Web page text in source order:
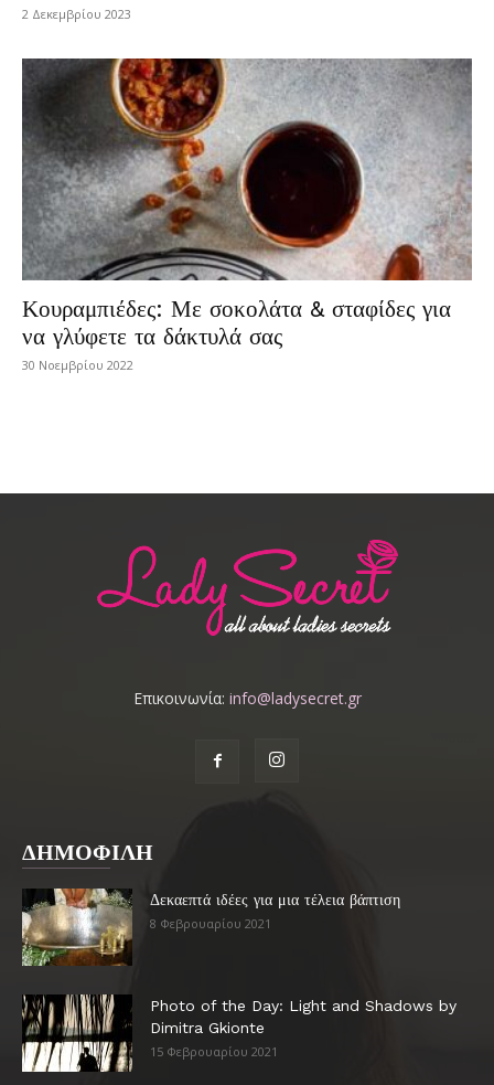
2 Δεκεμβρίου 2023
Κουραμπιέδες: Με σοκολάτα & σταφίδες για
να γλύφετε τα δάκτυλά σας
30 Νοεμβρίου 2022
Επικοινωνία: info@ladysecret.gr
ΔΗΜΟΦΙΛΗ
Δεκαεπτά ιδέες για μια τέλεια βάπτιση
8 Φεβρουαρίου 2021
Photo of the Day: Light and Shadows by
Dimitra Gkionte
15 Φεβρουαρίου 2021